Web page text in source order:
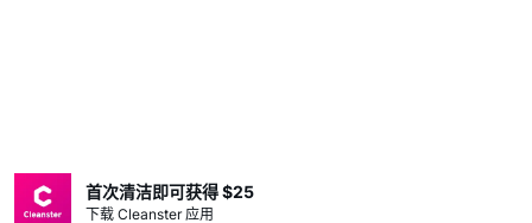
首次清洁即可获得 $25
下载 Cleanster 应用